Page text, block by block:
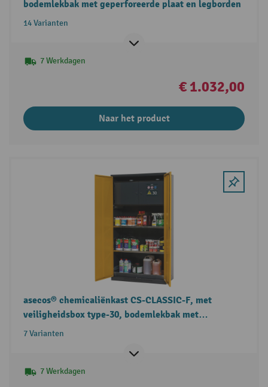
bodemlekbak met geperforeerde plaat en legborden
14 Varianten
7 Werkdagen
€ 1.032,00
Naar het product
asecos® chemicaliënkast CS-CLASSIC-F, met
veiligheidsbox type-30, bodemlekbak met
geperforeerde plaat en legborden
7 Varianten
7 Werkdagen